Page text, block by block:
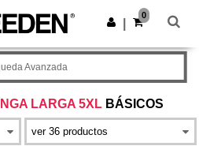
Descargar app
0
LARGA 5XL BÁSICOS
Avanzada